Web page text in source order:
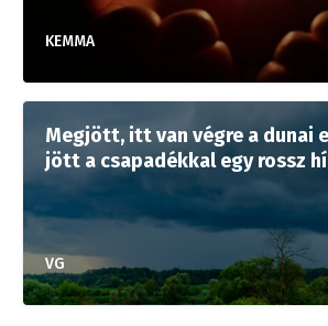
KEMMA
Megjött, itt van végre a dunai
jött a csapadékkal egy rossz
VG